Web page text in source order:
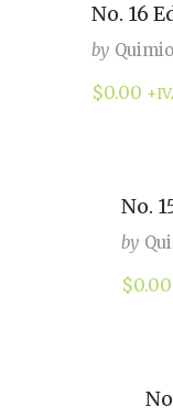
No. 16
by
$0.00
No.
by
$0.00